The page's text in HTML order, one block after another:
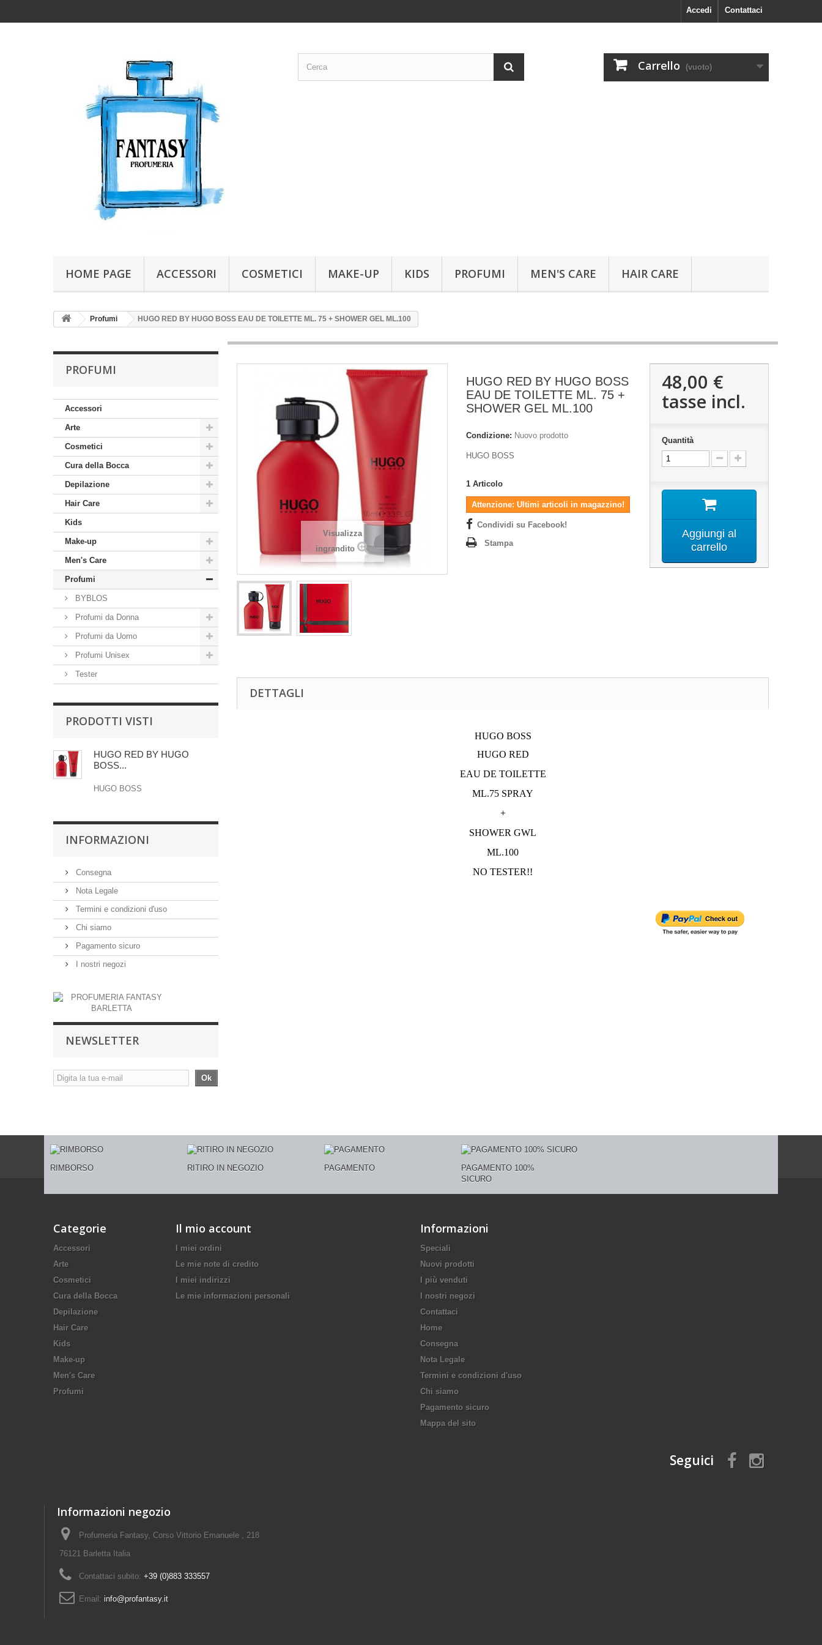
Contattaci
Accedi
Carrello (vuoto)
HOME PAGE ACCESSORI COSMETICI MAKE-UP KIDS PROFUMI MEN'S CARE HAIR CARE
Profumi HUGO RED BY HUGO BOSS EAU DE TOILETTE ML. 75 + SHOWER GEL ML.100
PROFUMI
Accessori
Arte
Cosmetici
Cura della Bocca
Depilazione
Hair Care
Kids
Make-up
Men's Care
Profumi
BYBLOS
Profumi da Donna
Profumi da Uomo
Profumi Unisex
Tester
PRODOTTI VISTI
HUGO RED BY HUGO
BOSS...
HUGO BOSS
INFORMAZIONI
Consegna
Nota Legale
Termini e condizioni d'uso
Chi siamo
Pagamento sicuro
I nostri negozi
NEWSLETTER
Ok
Visualizza
ingrandito
HUGO RED BY HUGO BOSS
EAU DE TOILETTE ML. 75 +
SHOWER GEL ML.100
Condizione: Nuovo prodotto
HUGO BOSS
1 Articolo
Attenzione: Ultimi articoli in magazzino!
Condividi su Facebook!
Stampa
48,00 €
tasse incl.
Quantità
Aggiungi al
carrello
DETTAGLI
HUGO BOSS
HUGO RED
EAU DE TOILETTE
ML.75 SPRAY
+
SHOWER GWL
ML.100
NO TESTER!!
RIMBORSO RITIRO IN NEGOZIO PAGAMENTO
PAGAMENTO 100%
SICURO
Categorie
Accessori
Arte
Cosmetici
Cura della Bocca
Depilazione
Hair Care
Kids
Make-up
Men's Care
Profumi
Il mio account
I miei ordini
Le mie note di credito
I miei indirizzi
Le mie informazioni personali
Informazioni
Speciali
Nuovi prodotti
I più venduti
I nostri negozi
Contattaci
Home
Consegna
Nota Legale
Termini e condizioni d'uso
Chi siamo
Pagamento sicuro
Mappa del sito
Seguici
Informazioni negozio
Profumeria Fantasy, Corso Vittorio Emanuele , 218
76121 Barletta Italia
Contattaci subito: +39 (0)883 333557
Email: info@profantasy.it